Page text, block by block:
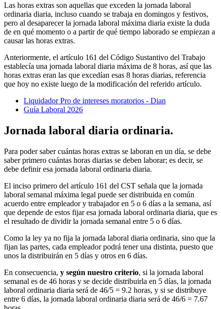
Las horas extras son aquellas que exceden la jornada laboral
ordinaria diaria, incluso cuando se trabaja en domingos y festivos,
pero al desaparecer la jornada laboral máxima diaria existe la duda
de en qué momento o a partir de qué tiempo laborado se empiezan a
causar las horas extras.
Anteriormente, el artículo 161 del Código Sustantivo del Trabajo
establecía una jornada laboral diaria máxima de 8 horas, así que las
horas extras eran las que excedían esas 8 horas diarias, referencia
que hoy no existe luego de la modificación del referido artículo.
Liquidador Pro de intereses moratorios - Dian
Guía Laboral 2026
Jornada laboral diaria ordinaria.
Para poder saber cuántas horas extras se laboran en un día, se debe
saber primero cuántas horas diarias se deben laborar; es decir, se
debe definir esa jornada laboral ordinaria diaria.
El inciso primero del artículo 161 del CST señala que la jornada
laboral semanal máxima legal puede ser distribuida en común
acuerdo entre empleador y trabajador en 5 o 6 días a la semana, así
que depende de estos fijar esa jornada laboral ordinaria diaria, que es
el resultado de dividir la jornada semanal entre 5 o 6 días.
Como la ley ya no fija la jornada laboral diaria ordinaria, sino que la
fijan las partes, cada empleador podrá tener una distinta, puesto que
unos la distribuirán en 5 días y otros en 6 días.
En consecuencia, y según nuestro criterio, si la jornada laboral
semanal es de 46 horas y se decide distribuirla en 5 días, la jornada
laboral ordinaria diaria será de 46/5 = 9.2 horas, y si se distribuye
entre 6 días, la jornada laboral ordinaria diaria será de 46/6 = 7.67